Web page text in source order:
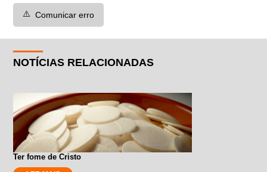
⚠️ Comunicar erro
NOTÍCIAS RELACIONADAS
Ter fome de Cristo